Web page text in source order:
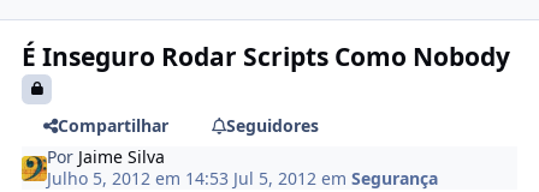
É Inseguro Rodar Scripts Como Nobody
Compartilhar
Seguidores
Por Jaime Silva
Julho 5, 2012 em 14:53 Jul 5, 2012 emSegurança